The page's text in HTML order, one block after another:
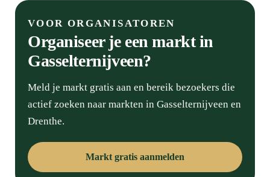
VOOR ORGANISATOREN
Organiseer je een markt in
Gasselternijveen?
Meld je markt gratis aan en bereik bezoekers die
actief zoeken naar markten in Gasselternijveen en
Drenthe.
Markt gratis aanmelden